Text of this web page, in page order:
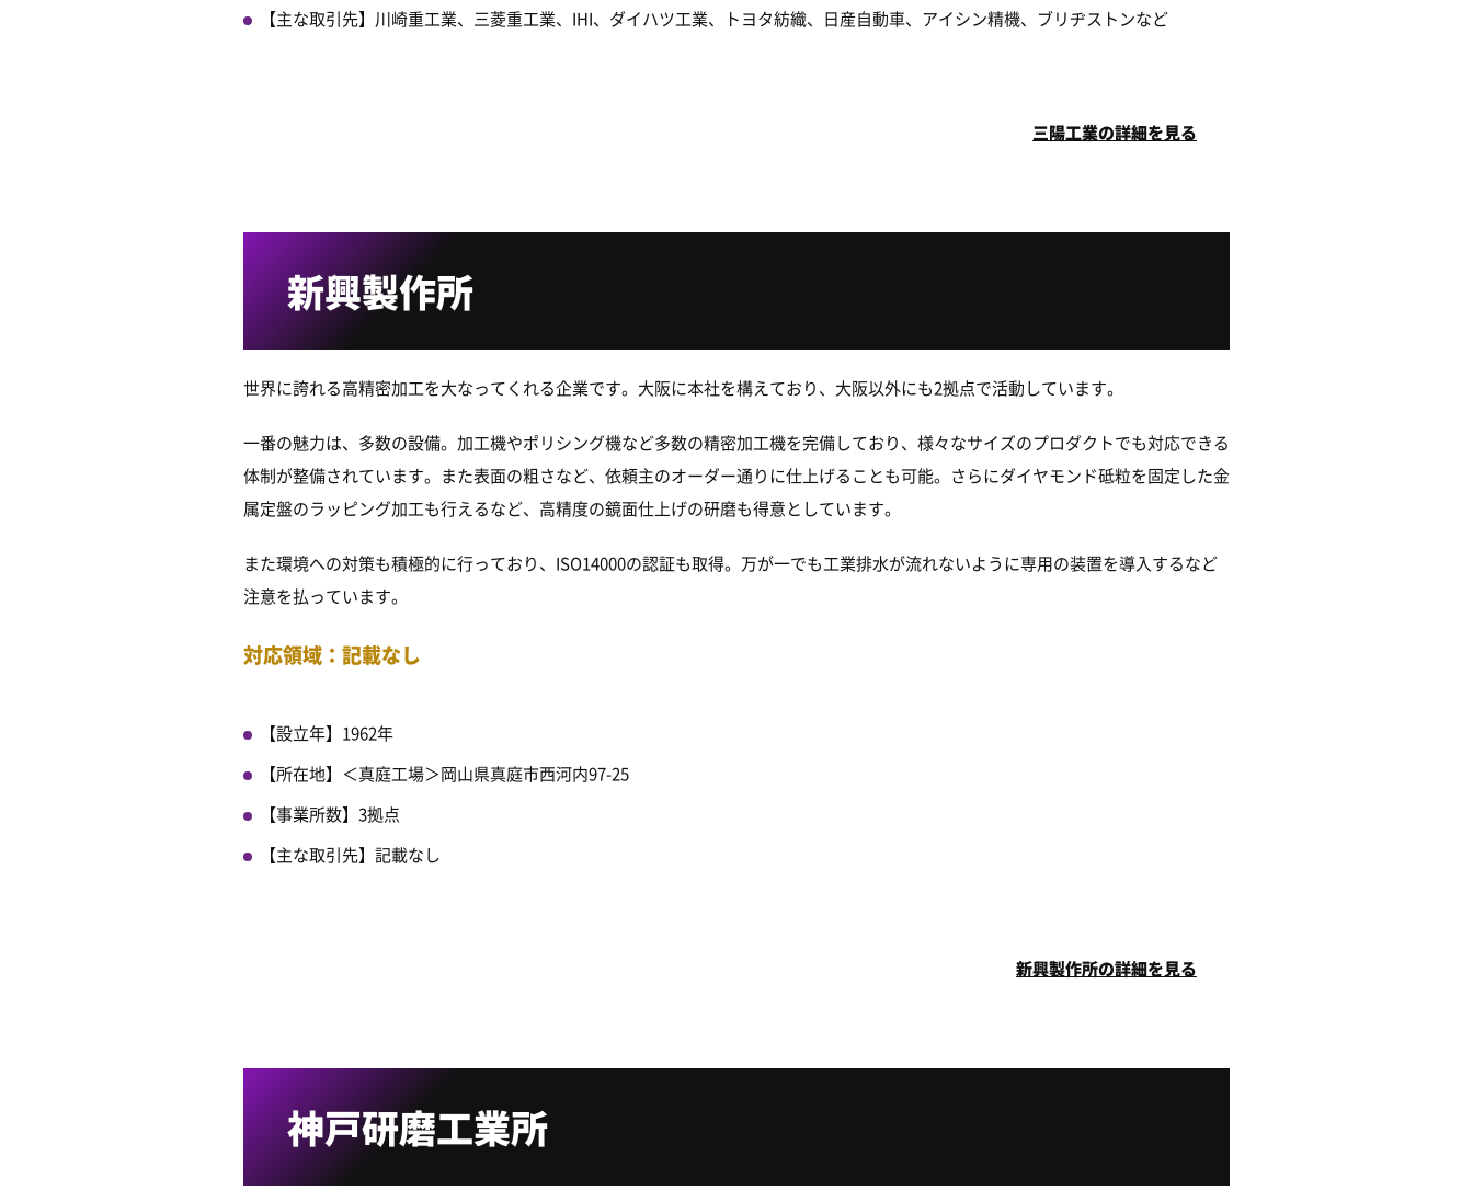
【主な取引先】川崎重工業、三菱重工業、IHI、ダイハツ工業、トヨタ紡織、日産自動車、アイシン精機、ブリヂストンなど
三陽工業の詳細を見る
新興製作所
世界に誇れる高精密加工を大なってくれる企業です。大阪に本社を構えており、大阪以外にも2拠点で活動しています。
一番の魅力は、多数の設備。加工機やポリシング機など多数の精密加工機を完備しており、様々なサイズのプロダクトでも対応できる
体制が整備されています。また表面の粗さなど、依頼主のオーダー通りに仕上げることも可能。さらにダイヤモンド砥粒を固定した金
属定盤のラッピング加工も行えるなど、高精度の鏡面仕上げの研磨も得意としています。
また環境への対策も積極的に行っており、ISO14000の認証も取得。万が一でも工業排水が流れないように専用の装置を導入するなど
注意を払っています。
対応領域：記載なし
【設立年】1962年
【所在地】＜真庭工場＞岡山県真庭市西河内97-25
【事業所数】3拠点
【主な取引先】記載なし
新興製作所の詳細を見る
神戸研磨工業所